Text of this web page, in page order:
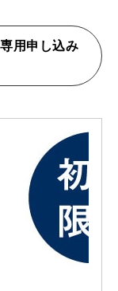
用申し込み